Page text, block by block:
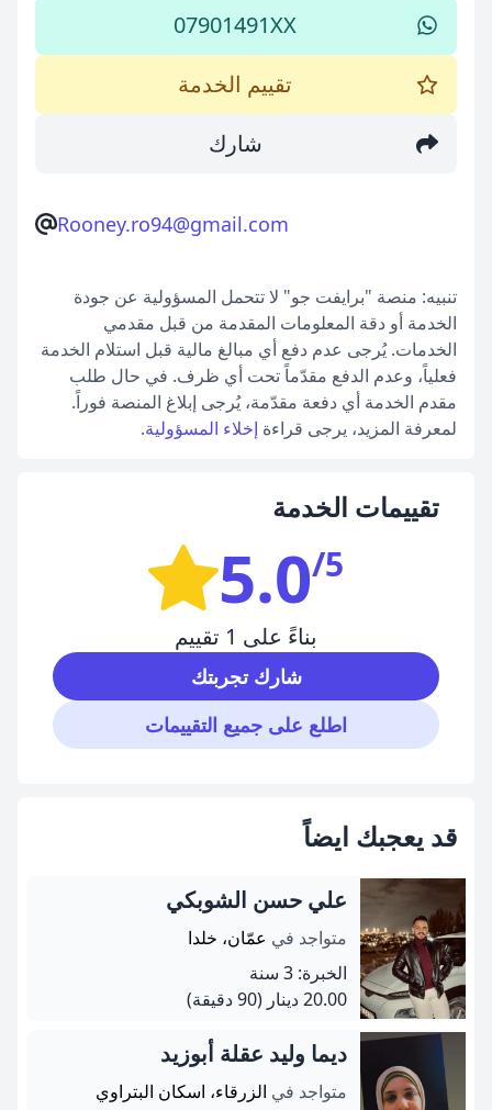
07901491XX
تقييم الخدمة
شارك
Rooney.ro94@gmail.com
تنبيه: منصة "برايفت جو" لا تتحمل المسؤولية عن جودة
الخدمة أو دقة المعلومات المقدمة من قبل مقدمي
الخدمات. يُرجى عدم دفع أي مبالغ مالية قبل استلام الخدمة
فعلياً، وعدم الدفع مقدّماً تحت أي ظرف. في حال طلب
مقدم الخدمة أي دفعة مقدّمة، يُرجى إبلاغ المنصة فوراً.
لمعرفة المزيد، يرجى قراءة إخلاء المسؤولية.
تقييمات الخدمة
5.0/5
بناءً على 1 تقييم
شارك تجربتك
اطلع على جميع التقييمات
قد يعجبك ايضاً
علي حسن الشوبكي
متواجد في عمّان، خلدا
الخبرة: 3 سنة
20.00 دينار
(90 دقيقة)
ديما وليد عقلة أبوزيد
متواجد في الزرقاء، اسكان البتراوي